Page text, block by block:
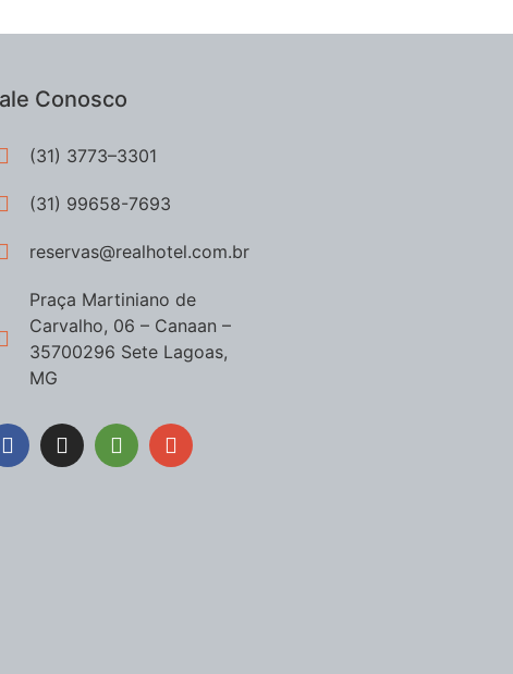
Conosco
(31) 3773–3301
(31) 99658-7693
reservas@realhotel.com.br
Praça Martiniano de
Carvalho, 06 – Canaan –
35700296 Sete Lagoas,
MG